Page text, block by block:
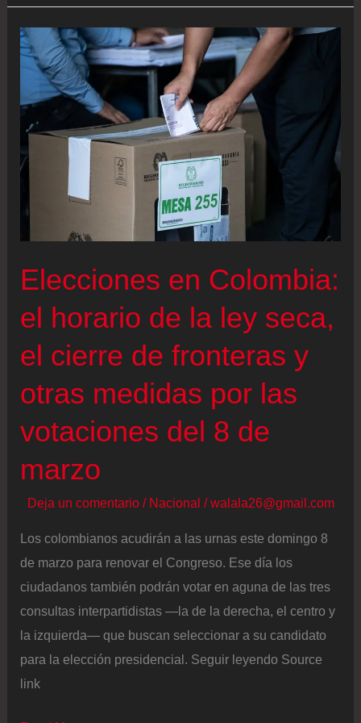
en
Colombia,
en
|
La
Policía
más
millones
efectivo
que
estar
relacionados
delitos
electorales
Elecciones en Colombia:
el horario de la ley seca,
el cierre de fronteras y
otras medidas por las
votaciones del 8 de
marzo
Deja un comentario / Nacional /walala26@gmail.com
Los colombianos acudirán a las urnas este domingo 8
de marzo para renovar el Congreso. Ese día los
ciudadanos también podrán votar en aguna de las tres
consultas interpartidistas —la de la derecha, el centro y
la izquierda— que buscan seleccionar a su candidato
para la elección presidencial. Seguir leyendo Source
link